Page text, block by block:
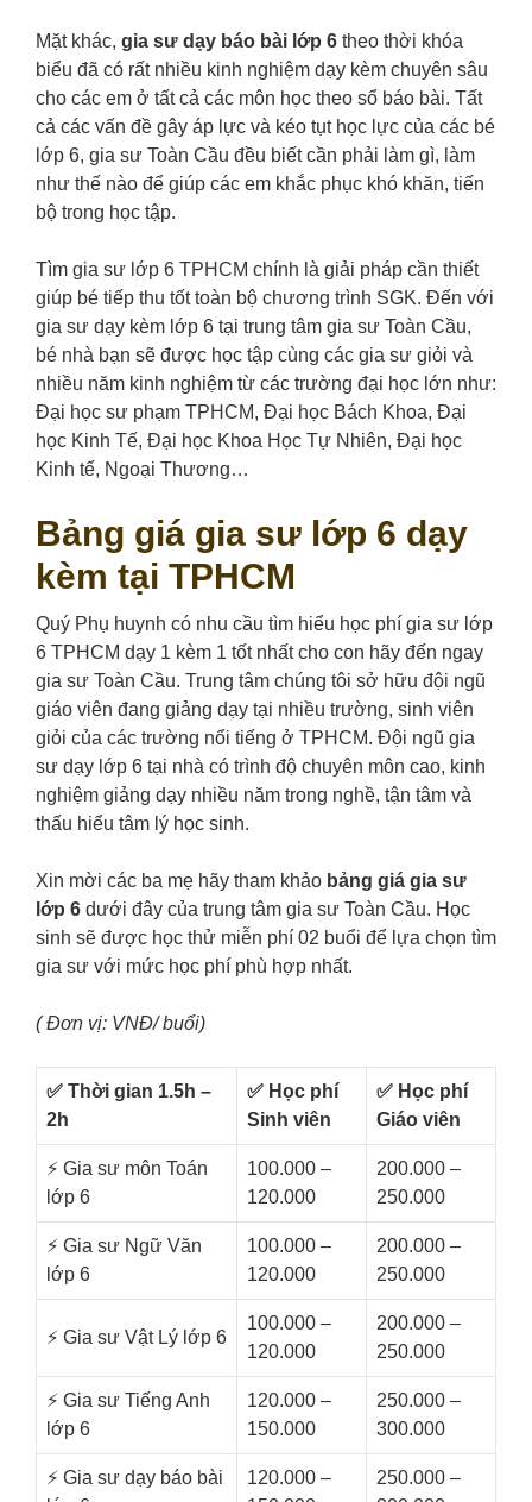
Mặt khác, gia sư dạy báo bài lớp 6 theo thời khóa
biểu đã có rất nhiều kinh nghiệm dạy kèm chuyên sâu
cho các em ở tất cả các môn học theo sổ báo bài. Tất
cả các vấn đề gây áp lực và kéo tụt học lực của các bé
lớp 6, gia sư Toàn Cầu đều biết cần phải làm gì, làm
như thế nào để giúp các em khắc phục khó khăn, tiến
bộ trong học tập.
Tìm gia sư lớp 6 TPHCM chính là giải pháp cần thiết
giúp bé tiếp thu tốt toàn bộ chương trình SGK. Đến với
gia sư dạy kèm lớp 6 tại trung tâm gia sư Toàn Cầu,
bé nhà bạn sẽ được học tập cùng các gia sư giỏi và
nhiều năm kinh nghiệm từ các trường đại học lớn như:
Đại học sư phạm TPHCM, Đại học Bách Khoa, Đại
học Kinh Tế, Đại học Khoa Học Tự Nhiên, Đại học
Kinh tế, Ngoại Thương…
Bảng giá gia sư lớp 6 dạy
kèm tại TPHCM
Quý Phụ huynh có nhu cầu tìm hiểu học phí gia sư lớp
6 TPHCM dạy 1 kèm 1 tốt nhất cho con hãy đến ngay
gia sư Toàn Cầu. Trung tâm chúng tôi sở hữu đội ngũ
giáo viên đang giảng dạy tại nhiều trường, sinh viên
giỏi của các trường nổi tiếng ở TPHCM. Đội ngũ gia
sư dạy lớp 6 tại nhà có trình độ chuyên môn cao, kinh
nghiệm giảng dạy nhiều năm trong nghề, tận tâm và
thấu hiểu tâm lý học sinh.
Xin mời các ba mẹ hãy tham khảo bảng giá gia sư
lớp 6 dưới đây của trung tâm gia sư Toàn Cầu. Học
sinh sẽ được học thử miễn phí 02 buổi để lựa chọn tìm
gia sư với mức học phí phù hợp nhất.
( Đơn vị: VNĐ/ buổi)
✅ Thời gian 1.5h –
2h
✅ Học phí
Sinh viên
✅ Học phí
Giáo viên
⚡️ Gia sư môn Toán
lớp 6
100.000 –
120.000
200.000 –
250.000
⚡️ Gia sư Ngữ Văn
lớp 6
100.000 –
120.000
200.000 –
250.000
⚡️ Gia sư Vật Lý lớp 6
100.000 –
120.000
200.000 –
250.000
⚡️ Gia sư Tiếng Anh
lớp 6
120.000 –
150.000
250.000 –
300.000
⚡️ Gia sư dạy báo bài
120.000 –
250.000 –